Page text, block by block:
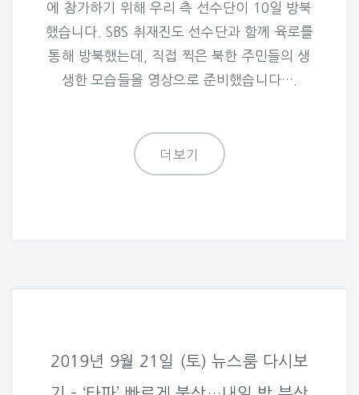
에 참가하기 위해 우리 측 선수단이 10일 방북
했습니다. SBS 취재진도 선수단과 함께 육로를
통해 방북했는데, 직접 찍은 북한 주민들의 생
생한 모습들을 영상으로 준비했습니다….
더보기
2019년 9월 21일 (토) 뉴스룸 다시보